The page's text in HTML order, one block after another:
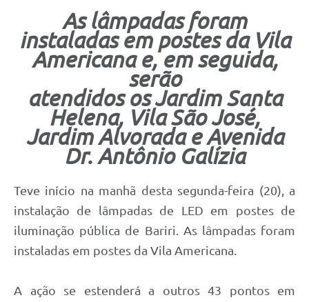
As lâmpadas foram
instaladas em postes da Vila
Americana e, em seguida,
serão
atendidos os Jardim Santa
Helena, Vila São José,
Jardim Alvorada e Avenida
Dr. Antônio Galízia
Teve início na manhã desta segunda-feira (20), a
instalação de lâmpadas de LED em postes de
iluminação pública de Bariri. As lâmpadas foram
instaladas em postes da Vila Americana.
A ação se estenderá a outros 43 pontos em